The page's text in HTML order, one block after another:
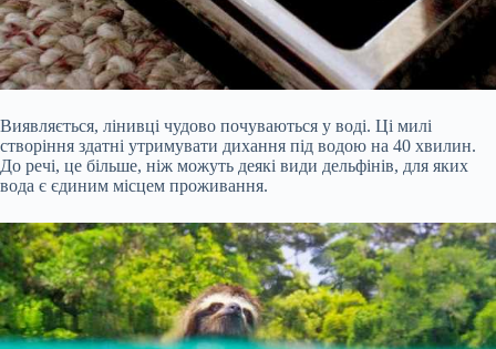
Виявляється, лінивці чудово почуваються у воді. Ці милі
створіння здатні утримувати дихання під водою на 40 хвилин.
До речі, це більше, ніж можуть деякі види дельфінів, для яких
вода є єдиним місцем проживання.